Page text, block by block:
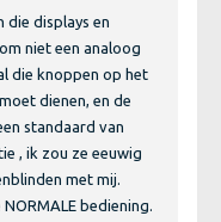
die displays en
niet een analoog
die knoppen op het
dienen, en de
standaard van
, ik zou ze eeuwig
met mij.
bediening.